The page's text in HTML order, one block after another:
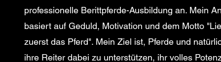
professionelle Berittpferde-Ausbildung an. Mein
basiert auf Geduld, Motivation und dem Motto
zuerst das Pferd". Mein Ziel ist, Pferde und
ihre Reiter dabei zu unterstützen, ihr volles